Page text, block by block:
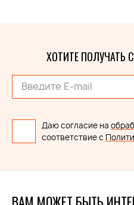
ХОТИТЕ ПОЛУЧАТЬ
Даю согласие на
соответствие с
ВАМ МОЖЕТ БЫТЬ